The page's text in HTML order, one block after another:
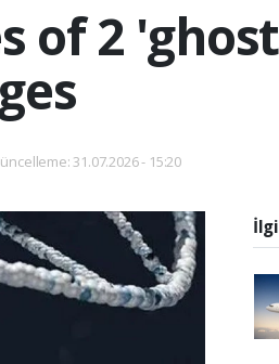
of 2
31.07.2026 - 15:20